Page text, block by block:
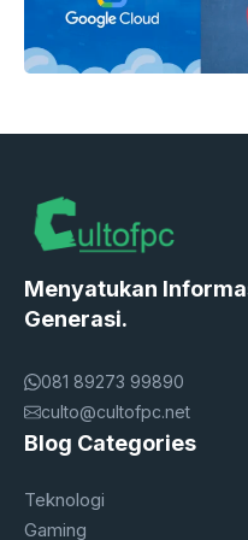
Menyatukan
Generasi.
081 89273 99890
culto@cultofpc.net
Blog Categories
Teknologi
Gaming